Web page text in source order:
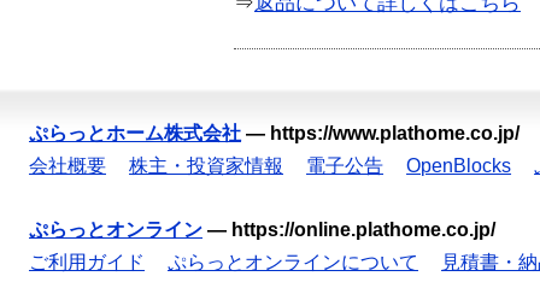
ぷらっとホーム株式会社 — https://www.plathome.co.jp/
会社概要
株主・投資家情報 電子公告 OpenBlocks
ぷらっとオンライン — https://online.plathome.co.jp/
ご利用ガイド
ぷらっとオンラインについて
見積書・